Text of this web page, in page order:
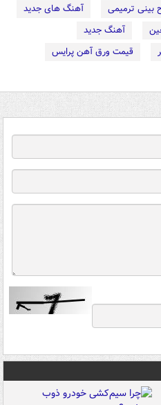
بینی ترمیمی
آهنگ های جدید
آهنگ جدید
قیمت ورق آهن پرایس